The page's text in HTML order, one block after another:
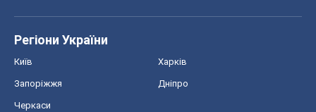
Регіони України
Київ Харків
Запоріжжя Дніпро
Черкаси